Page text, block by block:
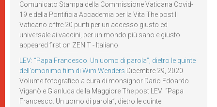
Comunicato Stampa della Commissione Vaticana Covid-
19 e della Pontificia Accademia per la Vita The post Il
Vaticano offre 20 punti per un accesso giusto ed
universale ai vaccini, per un mondo più sano e giusto
appeared first on ZENIT - Italiano.
LEV: “Papa Francesco. Un uomo di parola”, dietro le quinte
dell’omonimo film di Wim Wenders Dicembre 29, 2020
Volume fotografico a cura di monsignor Dario Edoardo
Viganò e Gianluca della Maggiore The post LEV: “Papa
Francesco. Un uomo di parola”, dietro le quinte